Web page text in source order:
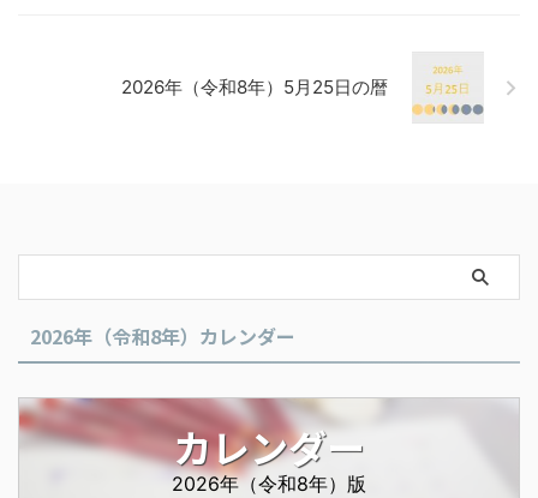
2026年（令和8年）5月25日の暦
2026年（令和8年）カレンダー
カレンダー
2026年（令和8年）版